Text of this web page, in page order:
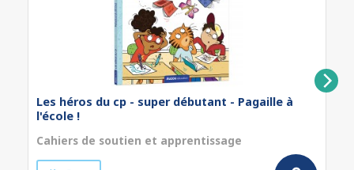
Les héros du cp - super débutant - Pagaille à
l'école !
Cahiers de soutien et apprentissage